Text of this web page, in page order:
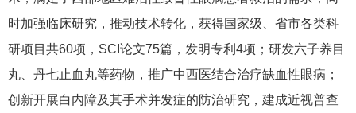
时加强临床研究，推动技术转化，获得国家级、省市各类科
研项目共60项，SCI论文75篇，发明专利4项；研发六子养目
丸、丹七止血丸等药物，推广中西医结合治疗缺血性眼病；
创新开展白内障及其手术并发症的防治研究，建成近视普查